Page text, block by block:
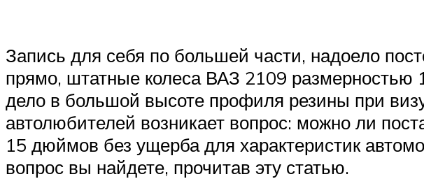
Запись для себя по большей части, надоело
прямо, штатные колеса ВАЗ 2109 размерностью
дело в большой высоте профиля резины при
автолюбителей возникает вопрос: можно ли
15 дюймов без ущерба для характеристик
вопрос вы найдете, прочитав эту статью.